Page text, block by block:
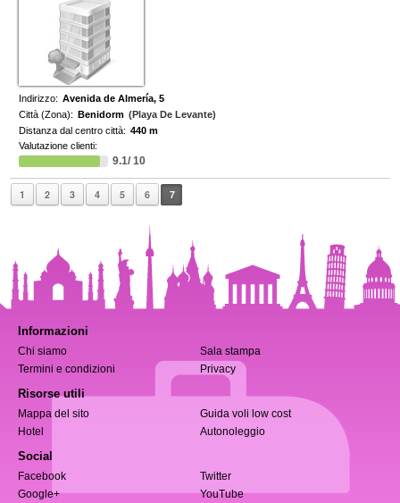
Indirizzo: Avenida de Almería, 5
Città (Zona): Benidorm (Playa De Levante)
Distanza dal centro città: 440 m
Valutazione clienti:
9.1/ 10
1 2 3 4 5 6 7
Informazioni
Chi siamo
Sala stampa
Termini e condizioni
Privacy
Risorse utili
Mappa del sito
Guida voli low cost
Hotel
Autonoleggio
Social
Facebook
Twitter
Google+
YouTube